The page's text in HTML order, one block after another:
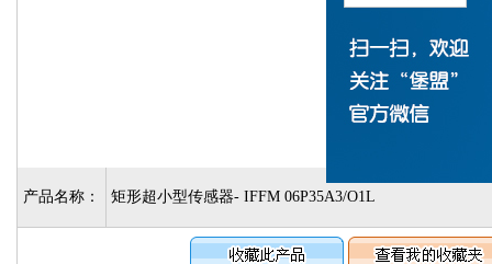
产品名称： 矩形超小型传感器- IFFM 06P35A3/O1L